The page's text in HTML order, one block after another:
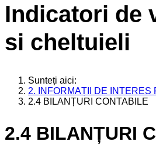
Indicatori de
si cheltuieli
Sunteți aici:
2. INFORMAȚII DE INTERES
2.4 BILANȚURI CONTABILE
2.4 BILANȚURI